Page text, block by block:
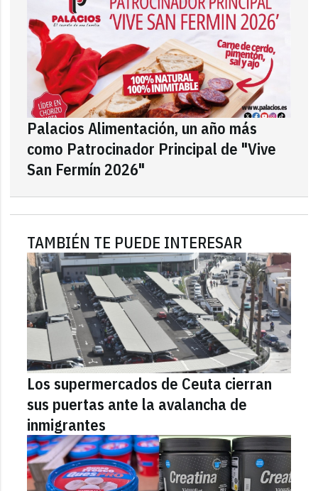
Palacios Alimentación, un año más
como Patrocinador Principal de "Vive
San Fermín 2026"
TAMBIÉN TE PUEDE INTERESAR
Los supermercados de Ceuta cierran
sus puertas ante la avalancha de
inmigrantes